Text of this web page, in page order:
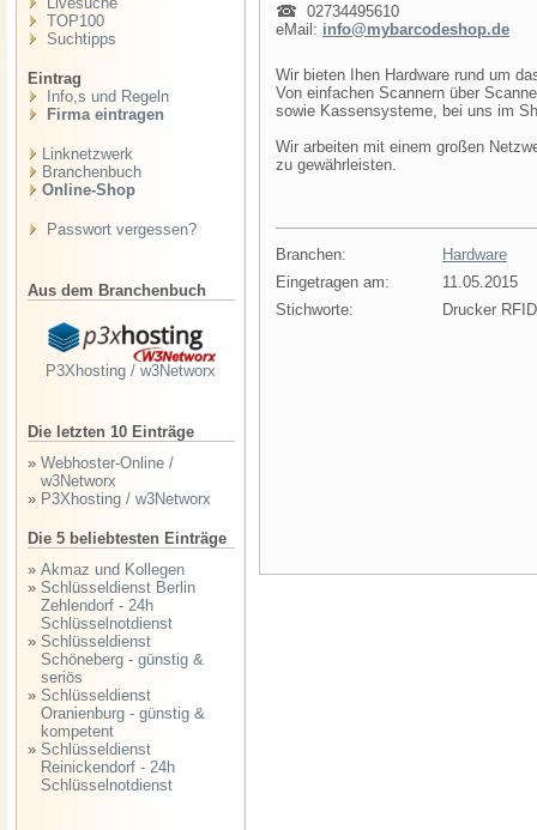
TOP100
Suchtipps
Eintrag
Info,s und Regeln
Firma eintragen
Linknetzwerk
Branchenbuch
Online-Shop
Passwort vergessen?
Aus dem Branchenbuch
P3Xhosting / w3Networx
Die letzten 10 Einträge
» Webhoster-Online /
w3Networx
» P3Xhosting / w3Networx
Die 5 beliebtesten Einträge
» Akmaz und Kollegen
» Schlüsseldienst Berlin
Zehlendorf - 24h
Schlüsselnotdienst
» Schlüsseldienst
Schöneberg - günstig &
seriös
» Schlüsseldienst
Oranienburg - günstig &
kompetent
» Schlüsseldienst
Reinickendorf - 24h
Schlüsselnotdienst
02734495610
eMail: info@mybarcodeshop.de
Wir bieten Ihen Hardware rund um
Von einfachen Scannern über
sowie Kassensysteme, bei uns im
Wir arbeiten mit einem großen
zu gewährleisten.
Branchen:
Hardware
Eingetragen am:
11.05.2015
Stichworte:
Drucker